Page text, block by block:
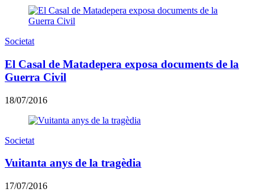
Societat
El Casal de Matadepera exposa documents de la
Guerra Civil
18/07/2016
Societat
Vuitanta anys de la tragèdia
17/07/2016